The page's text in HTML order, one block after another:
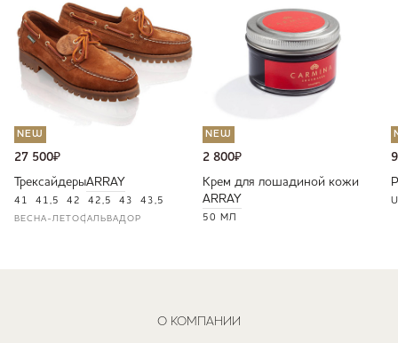
NEW
27 500₽
ТрексайдерыARRAY
41 41,5 42 42,5 43 43,5
ВЕСНА-ЛЕТОСАЛЬВАДОР
NEW
2 800₽
Крем для лошадиной кожи
ARRAY
50 МЛ
О КОМПАНИИ